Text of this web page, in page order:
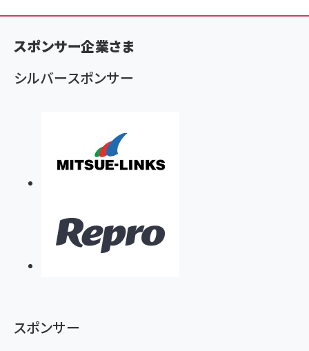
ン
く
ず
スポンサー企業さま
シルバースポンサー
スポンサー